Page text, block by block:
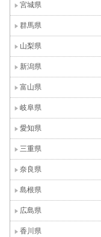
宮城県
群馬県
山梨県
新潟県
富山県
岐阜県
愛知県
三重県
奈良県
島根県
広島県
香川県